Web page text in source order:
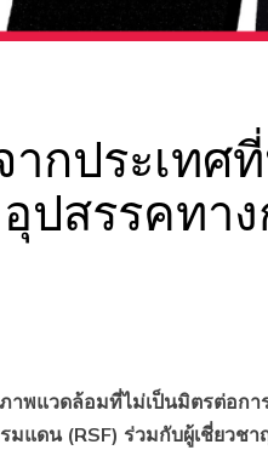
กประเทศ
ปสรรคทา
าพแวดล้อมที่ไม่เป็นมิตรต่อก
แดน (RSF) ร่วมกับผู้เชี่ยวช